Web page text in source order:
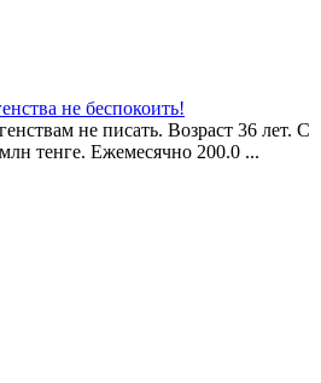
не беспокоить!
не писать. Возраст 36 лет. С
тенге. Ежемесячно 200.0 ...